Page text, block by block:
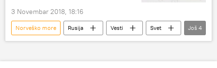
3 Novembar 2018, 18:16
Norveško more Rusija Vesti
Svet
Norveška
NATO
Tu-142
Još 4